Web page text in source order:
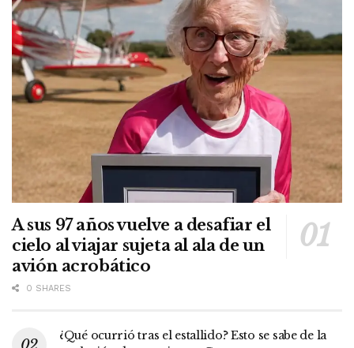
A sus 97 años vuelve a desafiar el
cielo al viajar sujeta al ala de un
avión acrobático
0 SHARES
¿Qué ocurrió tras el estallido? Esto se sabe de la